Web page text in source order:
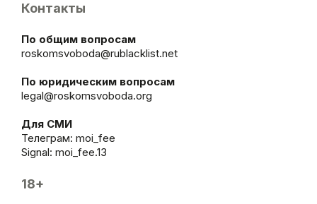
Контакты
По общим вопросам
roskomsvoboda@rublacklist.net
По юридическим вопросам
legal@roskomsvoboda.org
Для СМИ
Телеграм: moi_fee
Signal: moi_fee.13
18+